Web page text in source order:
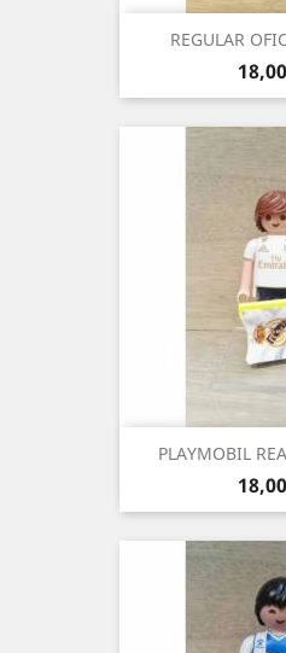
REGULAR
PLAYMOBIL